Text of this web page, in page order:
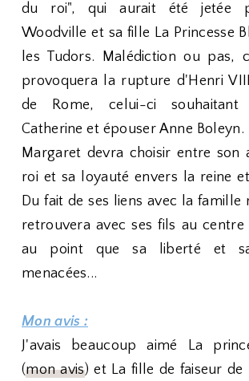
du roi", qui aurait été jetée
Woodville et sa fille La Princesse
les Tudors. Malédiction ou pas,
provoquera la rupture d'Henri
de Rome, celui-ci souhaitant
Catherine et épouser Anne
Margaret devra choisir entre son
roi et sa loyauté envers la reine
Du fait de ses liens avec la famille
retrouvera avec ses fils au centre
au point que sa liberté et
menacées...
Mon avis :
J'avais beaucoup aimé La
(mon avis) et La fille de faiseur de